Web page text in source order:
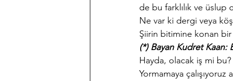
de bu farklılık ve
Ne var ki dergi veya
Şiirin bitimine konan bir
(*) Bayan Kudret Kaan:
Hayda, olacak iş mi
Yormamaya